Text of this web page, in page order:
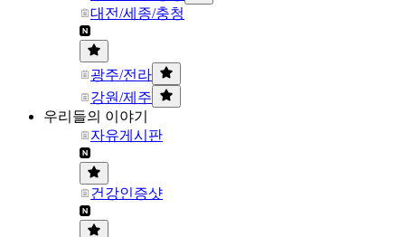
대전/세종/충청
광주/전라
강원/제주
우리들의 이야기
자유게시판
건강인증샷